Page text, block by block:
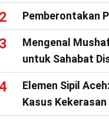
Pemberontakan
Mengenal
untuk Sahabat
Elemen Sipil
Kasus